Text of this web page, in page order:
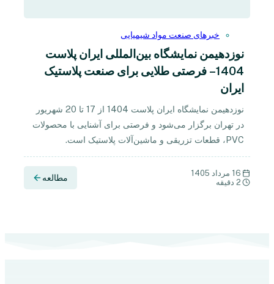
خبرهای صنعت مواد شیمیایی
نوزدهیمن نمایشگاه بین‌المللی ایران پلاست
1404 – فرصتی طلایی برای صنعت پلاستیک
ایران
نوزدهیمن نمایشگاه ایران پلاست 1404 از 17 تا 20 شهریور
در تهران برگزار می‌شود و فرصتی برای آشنایی با محصولات
PVC، قطعات تزریقی و ماشین‌آلات پلاستیک است.
16 مرداد 1405
2 دقیقه
مطالعه